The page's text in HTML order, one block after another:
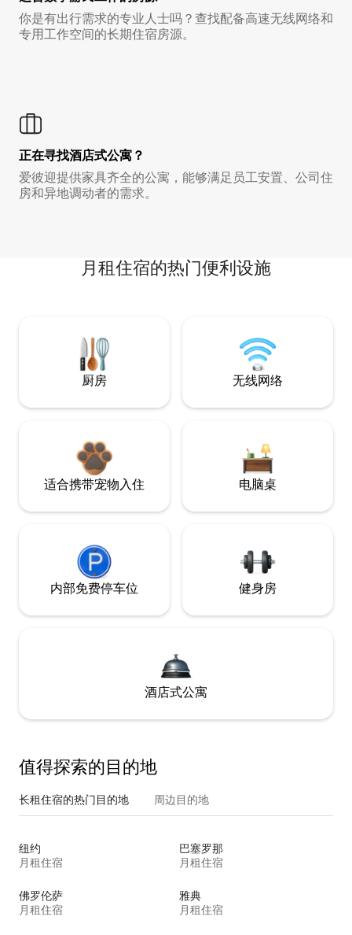
你是有出行需求的专业人士吗？查找配备高速无线网络和
专用工作空间的长期住宿房源。
正在寻找酒店式公寓？
爱彼迎提供家具齐全的公寓，能够满足员工安置、公司住
房和异地调动者的需求。
月租住宿的热门便利设施
厨房 无线网络
适合携带宠物入住 电脑桌
内部免费停车位 健身房
酒店式公寓
值得探索的目的地
长租住宿的热门目的地 周边目的地
纽约
月租住宿
巴塞罗那
月租住宿
佛罗伦萨
月租住宿
雅典
月租住宿